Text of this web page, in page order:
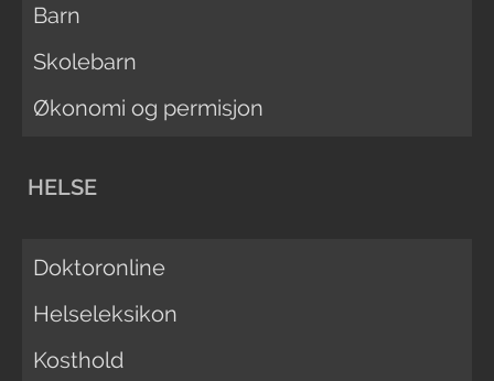
Barn
Skolebarn
Økonomi og permisjon
HELSE
Doktoronline
Helseleksikon
Kosthold